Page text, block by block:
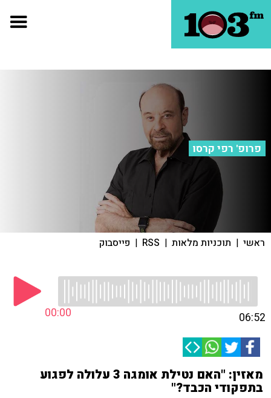
פרופ' רפי קרסו
ראשי | תוכניות מלאות |
RSS
| פייסבוק
00:00 06:52
מאזין: "האם נטילת אומגה 3 עלולה לפגוע
בתפקודי הכבד?"